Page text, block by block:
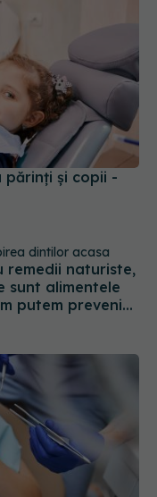
părinți și copii -
alimentele
putem preveni
maximum de